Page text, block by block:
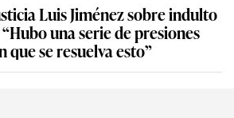
Luis Jiménez sobre indulto
una serie de presiones
que se resuelva esto”